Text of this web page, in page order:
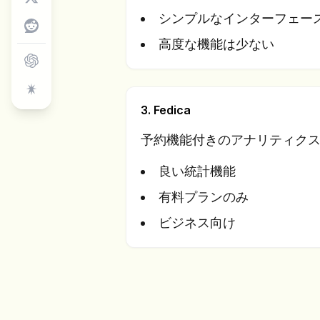
シンプルなインターフェー
高度な機能は少ない
3. Fedica
予約機能付きのアナリティクス
良い統計機能
有料プランのみ
ビジネス向け